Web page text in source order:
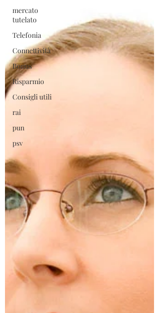
mercato
tutelato
Telefonia
Connettività
Bonus
Risparmio
Consigli utili
rai
pun
psv